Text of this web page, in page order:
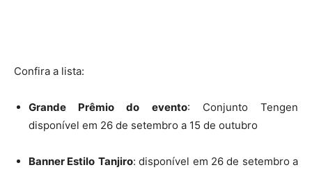
Confira a lista:
Grande Prêmio do evento: Conjunto Tengen
disponível em 26 de setembro a 15 de outubro
Banner Estilo Tanjiro: disponível em 26 de setembro a